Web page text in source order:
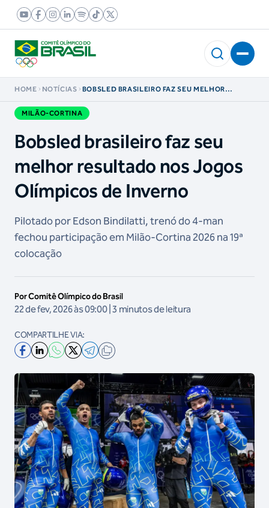
HOME NOTÍCIAS
BOBSLED BRASILEIRO FAZ SEU MELHOR
INVERNO
MILÃO-CORTINA
Bobsled brasileiro faz seu
melhor resultado nos Jogos
Olímpicos de Inverno
Pilotado por Edson Bindilatti, trenó do 4-man
fechou participação em Milão-Cortina 2026 na 19ª
colocação
Por Comitê Olímpico do Brasil
22 de fev, 2026 às 09:00 | 3 minutos de leitura
COMPARTILHE VIA: